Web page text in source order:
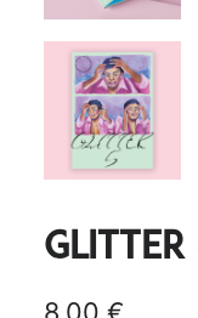
Glitter